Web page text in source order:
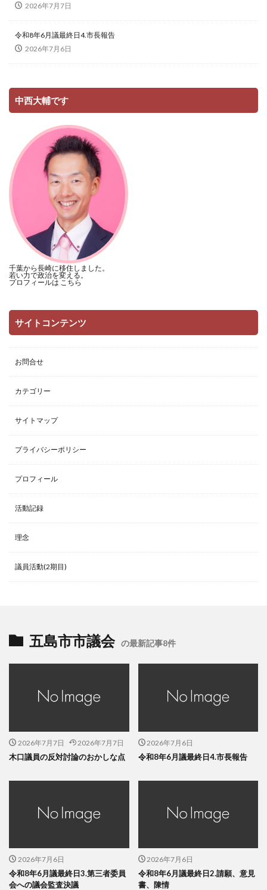
2026年7月7日
令和8年6月議最終日4.市長報告
2026年7月6日
中西大輔です
千葉から長崎に移住しました。
若い力で政治を変える。
プロフィールは こちら
サイトコンテンツ
お問合せ
カテゴリー
サイトマップ
プライバシーポリシー
プロフィール
活動記録
理念
議員活動(2期目)
五島市市議会 の最新記事8件
2026年7月7日 2026年7月7日
木口議員の反対討論のおかしな点
2026年7月6日
令和8年6月議最終日4.市長報告
2026年7月6日
令和8年6月議最終日3.第三者委員
会への議会監査決議
2026年7月6日
令和8年6月議最終日2.請願、意見
書、陳情